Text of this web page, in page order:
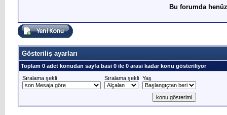
Bu forumda
Gösteriliş ayarları
Toplam 0 adet konudan sayfa basi 0 ile 0 arasi kadar konu gösteriliyor
Sıralama şekli
Sıralama şekli Yaş